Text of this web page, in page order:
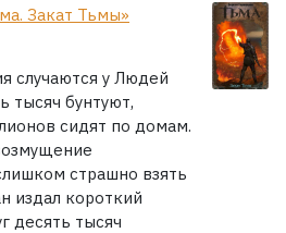
Закат Тьмы»
случаются у Людей
тысяч бунтуют,
сидят по домам.
страшно взять
издал короткий
десять тысяч